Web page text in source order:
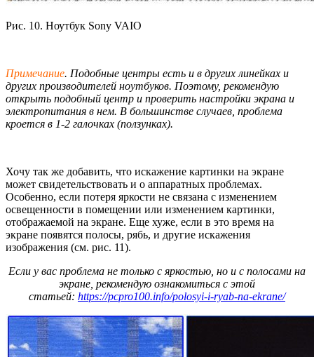
Рис. 10. Ноутбук Sony VAIO
Примечание. Подобные центры есть и в других линейках и
других производителей ноутбуков. Поэтому, рекомендую
открыть подобный центр и проверить настройки экрана и
электропитания в нем. В большинстве случаев, проблема
кроется в 1-2 галочках (ползунках).
Хочу так же добавить, что искажение картинки на экране
может свидетельствовать и о аппаратных проблемах.
Особенно, если потеря яркости не связана с изменением
освещенности в помещении или изменением картинки,
отображаемой на экране. Еще хуже, если в это время на
экране появятся полосы, рябь, и другие искажения
изображения (см. рис. 11).
Если у вас проблема не только с яркостью, но и с полосами на
экране, рекомендую ознакомиться с этой
статьей: https://pcpro100.info/polosyi-i-ryab-na-ekrane/